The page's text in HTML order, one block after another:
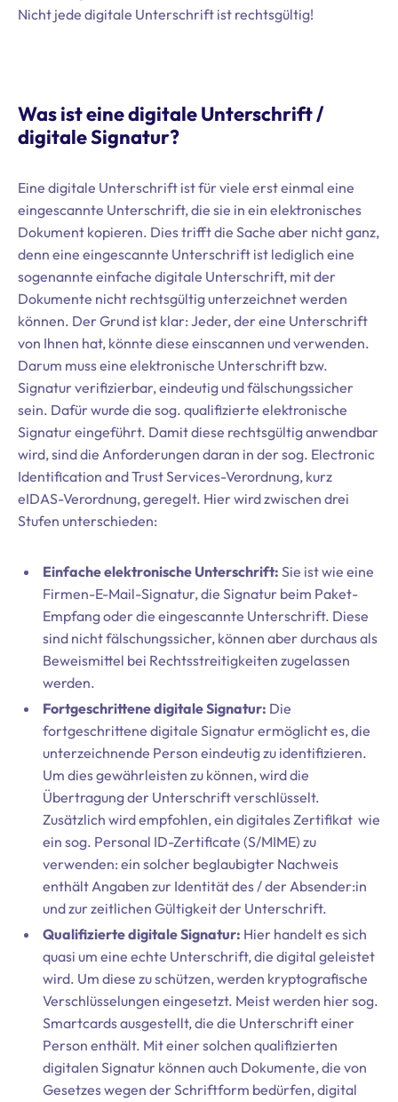
Nicht jede digitale Unterschrift ist rechtsgültig!
Was ist eine digitale Unterschrift /
digitale Signatur?
Eine digitale Unterschrift ist für viele erst einmal eine
eingescannte Unterschrift, die sie in ein elektronisches
Dokument kopieren. Dies trifft die Sache aber nicht ganz,
denn eine eingescannte Unterschrift ist lediglich eine
sogenannte einfache digitale Unterschrift, mit der
Dokumente nicht rechtsgültig unterzeichnet werden
können. Der Grund ist klar: Jeder, der eine Unterschrift
von Ihnen hat, könnte diese einscannen und verwenden.
Darum muss eine elektronische Unterschrift bzw.
Signatur verifizierbar, eindeutig und fälschungssicher
sein. Dafür wurde die sog. qualifizierte elektronische
Signatur eingeführt. Damit diese rechtsgültig anwendbar
wird, sind die Anforderungen daran in der sog. Electronic
Identification and Trust Services-Verordnung, kurz
eIDAS-Verordnung, geregelt. Hier wird zwischen drei
Stufen unterschieden:
Einfache elektronische Unterschrift: Sie ist wie eine
Firmen-E-Mail-Signatur, die Signatur beim Paket-
Empfang oder die eingescannte Unterschrift. Diese
sind nicht fälschungssicher, können aber durchaus als
Beweismittel bei Rechtsstreitigkeiten zugelassen
werden.
Fortgeschrittene digitale Signatur: Die
fortgeschrittene digitale Signatur ermöglicht es, die
unterzeichnende Person eindeutig zu identifizieren.
Um dies gewährleisten zu können, wird die
Übertragung der Unterschrift verschlüsselt.
Zusätzlich wird empfohlen, ein digitales Zertifikat wie
ein sog. Personal ID-Zertificate (S/MIME) zu
verwenden: ein solcher beglaubigter Nachweis
enthält Angaben zur Identität des / der Absender:in
und zur zeitlichen Gültigkeit der Unterschrift.
Qualifizierte digitale Signatur: Hier handelt es sich
quasi um eine echte Unterschrift, die digital geleistet
wird. Um diese zu schützen, werden kryptografische
Verschlüsselungen eingesetzt. Meist werden hier sog.
Smartcards ausgestellt, die die Unterschrift einer
Person enthält. Mit einer solchen qualifizierten
digitalen Signatur können auch Dokumente, die von
Gesetzes wegen der Schriftform bedürfen, digital